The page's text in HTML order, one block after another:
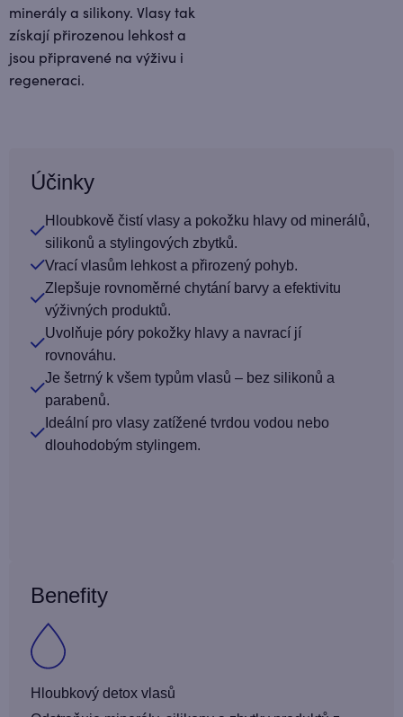
minerály a silikony. Vlasy tak
získají přirozenou lehkost a
jsou připravené na výživu i
regeneraci.
Účinky
Hloubkově čistí vlasy a pokožku hlavy od minerálů,
silikonů a stylingových zbytků.
Vrací vlasům lehkost a přirozený pohyb.
Zlepšuje rovnoměrné chytání barvy a efektivitu
výživných produktů.
Uvolňuje póry pokožky hlavy a navrací jí
rovnováhu.
Je šetrný k všem typům vlasů – bez silikonů a
parabenů.
Ideální pro vlasy zatížené tvrdou vodou nebo
dlouhodobým stylingem.
Benefity
Hloubkový detox vlasů